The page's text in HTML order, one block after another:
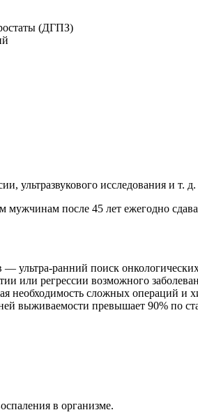
(ДГПЗ)
ультразвукового исследования и т. д.
— ультра-ранний поиск
или регрессии возможного
необходимость сложных операций и
выживаемости превышает 90% по
в организме.